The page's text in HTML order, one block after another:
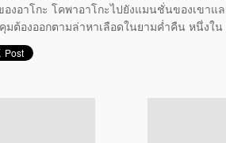
องอาโกะ โคพาอาโกะไปยังแมนชั่นของเขาแ
มต้องออกตามล่าหาเลือดในยามค่ำคืน หนึ่งใน